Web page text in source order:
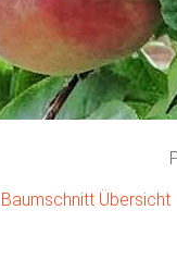
Übersicht